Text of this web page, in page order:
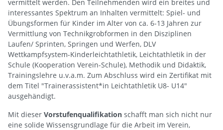
vermittelt werden. Den Teilnehmenden wird ein breites und
interessantes Spektrum an Inhalten vermittelt: Spiel- und
Übungsformen für Kinder im Alter von ca. 6-13 Jahren zur
Vermittlung von Technikgrobformen in den Disziplinen
Laufen/ Sprinten, Springen und Werfen, DLV
Wettkampfsystem-Kinderleichtathletik, Leichtathletik in der
Schule (Kooperation Verein-Schule), Methodik und Didaktik,
Trainingslehre u.v.a.m. Zum Abschluss wird ein Zertifikat mit
dem Titel "Trainerassistent*in Leichtathletik U8- U14"
ausgehändigt.
Mit dieser Vorstufenqualifikation schafft man sich nicht nur
eine solide Wissensgrundlage für die Arbeit im Verein,